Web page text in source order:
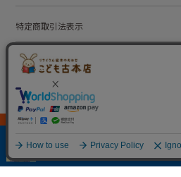
特定商取引法表示
お問い合わせ
© Kodomofuruhonten. all